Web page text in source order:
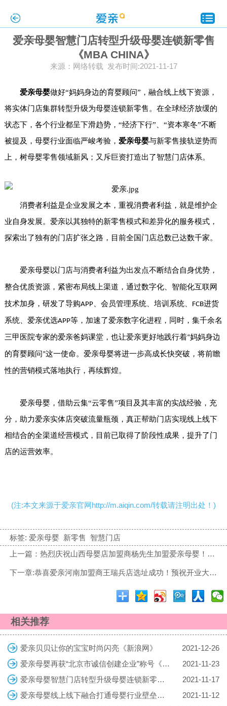
爱亲母婴智慧门店转型升级母婴连锁新零售
《MBA CHINA》
来源：网络转载 发布时间:2021-11-17
爱亲母婴做好“妈妈身边的育婴顾问”， 融合线上线下资源，
将实体门店集群转型升级为母婴连锁新零售。 在全球经济放缓的
状态下，各个行业都呈下滑趋势， “经济下行”、“资本寒冬”不断
被提及，母婴行业面临严峻考验， 爱亲母婴与新零售接轨逆势而
上，树母婴零售领域新风；又斥巨资打造出了智慧门店体系。
消费者利益是企业发展之本，重视消费者利益，就是维护企
业自身发展。 爱亲以其独特的新零售模式和差异化的服务模式，
探索出了独有的门店扩张之路，目前全国门店总数已达数千家。
爱亲母婴以门店与消费者利益为出发点不断结合自身优势，
整合优质资源， 紧密布局线上渠道，通过数字化、智能化互联网
技术加身，研发了导购APP、会员管理系统、培训系统、 FCB进货
系统、爱亲优选APP等，加速了爱亲数字化进程，同时，集千余名
三甲医院专家的爱亲爸妈课堂，也让爱亲更好地践行着“妈妈身边
的育婴顾问 ”这一使命。 爱亲母婴将进一步高成长快突破，将前瞻
性的营销模式落地执行，再续辉煌。
爱亲母婴，借助云集“云零售”项目及其丰富的实战经验，充
分，助力爱亲实体店突破流量瓶颈，真正帮助门店实现线上线下
相结合的全渠道经营模式，目前已取得了阶段性成果，提升了门
店的运营效率。
(注:本文来源于爱亲官网http://m.aiqin.com/转载请注明出处！)
标签: 爱亲母婴 新零售 智慧门店
上一篇：热烈庆祝山西母婴店加盟商杨先生加盟爱亲母婴！预祝生意兴隆！
下一章:恭喜爱亲河南加盟商王瑞兵店选址成功！预祝开业大吉！
相关推荐
爱亲贝贝让你的宝宝时尚闪亮《新浪网》
2021-12-26
爱亲母婴再获“北京市诚信创建企业”称号《中国食品安全网》
2021-11-23
爱亲母婴智慧门店转型升级母婴连锁新零售《MBA CHINA》
2021-11-17
爱亲母婴线上线下融合打通母婴行业壁垒《搜狐网》
2021-11-12